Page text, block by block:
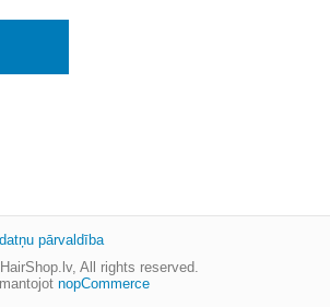
HairShop.lv, All rights reserved.
nopCommerce
pārvaldība